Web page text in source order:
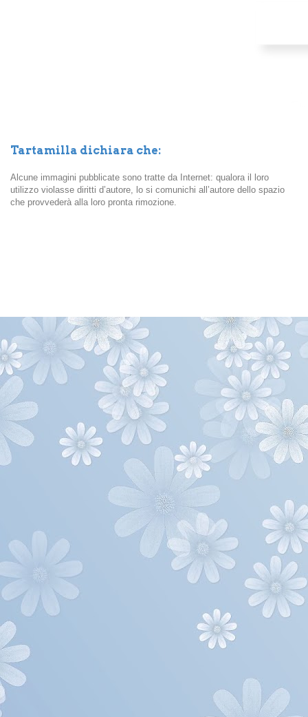
Tartamilla dichiara che:
Alcune immagini pubblicate sono tratte da Internet: qualora il loro
utilizzo violasse diritti d’autore, lo si comunichi all’autore dello spazio
che provvederà alla loro pronta rimozione.